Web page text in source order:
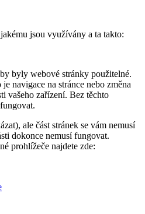
jsou využívány a ta takto:
byly webové stránky použitelné.
navigace na stránce nebo změna
vašeho zařízení. Bez těchto
ale část stránek se vám nemusí
dokonce nemusí fungovat.
prohlížeče najdete zde: